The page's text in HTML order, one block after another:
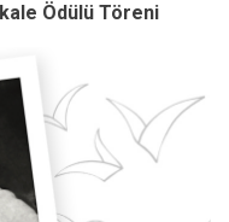
Ödülü Töreni